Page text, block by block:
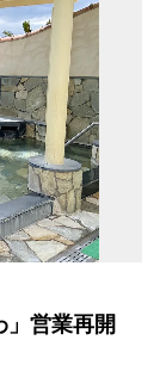
」営業再開